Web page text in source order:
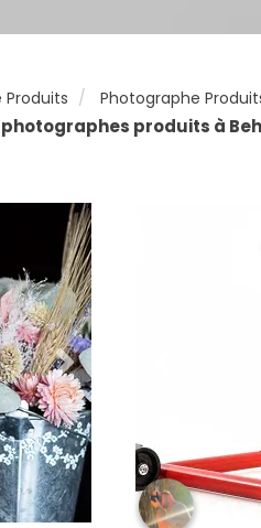
Photographe
produits à